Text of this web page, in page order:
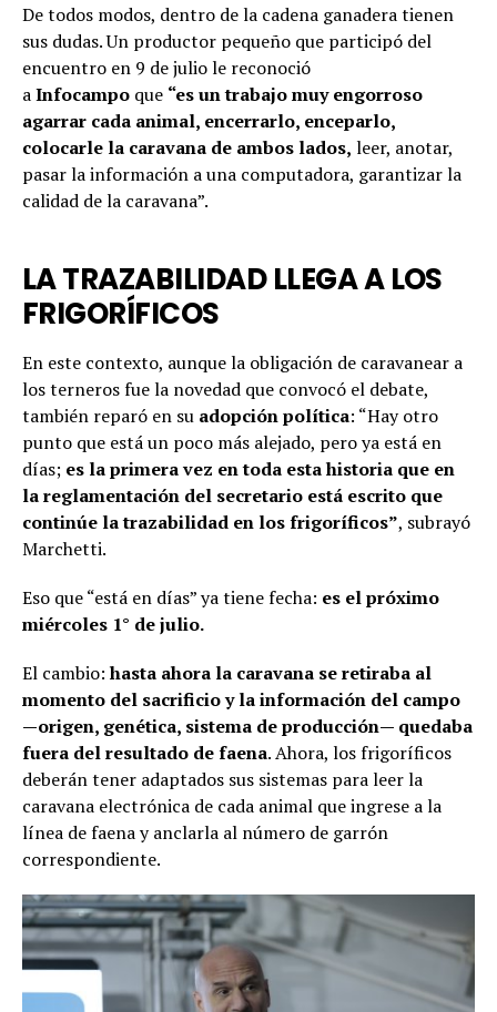
De todos modos, dentro de la cadena ganadera tienen
sus dudas. Un productor pequeño que participó del
encuentro en 9 de julio le reconoció
aInfocampo que “es un trabajo muy engorroso
agarrar cada animal, encerrarlo, enceparlo,
colocarle la caravana de ambos lados, leer, anotar,
pasar la información a una computadora, garantizar la
calidad de la caravana”.
LA TRAZABILIDAD LLEGA A LOS
FRIGORÍFICOS
En este contexto, aunque la obligación de caravanear a
los terneros fue la novedad que convocó el debate,
también reparó en su adopción política: “Hay otro
punto que está un poco más alejado, pero ya está en
días; es la primera vez en toda esta historia que en
la reglamentación del secretario está escrito que
continúe la trazabilidad en los frigoríficos”, subrayó
Marchetti.
Eso que “está en días” ya tiene fecha: es el próximo
miércoles 1° de julio.
El cambio:hasta ahora la caravana se retiraba al
momento del sacrificio y la información del campo
—origen, genética, sistema de producción— quedaba
fuera del resultado de faena. Ahora, los frigoríficos
deberán tener adaptados sus sistemas para leer la
caravana electrónica de cada animal que ingrese a la
línea de faena y anclarla al número de garrón
correspondiente.